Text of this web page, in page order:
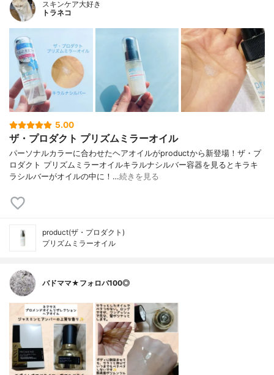
スキンケア大好き
トラネコ
5.00
ザ・プロダクト プリズムミラーオイル
パーソナルカラーに合わせたヘアオイルがproductから新登場！ザ・プ
ロダクト プリズムミラーオイルキラルナシルバー容器を見るとキラキ
ラシルバーがオイルの中に！…続きを見る
product(ザ・プロダクト)
プリズムミラーオイル
バドママ★フォロバ100◎